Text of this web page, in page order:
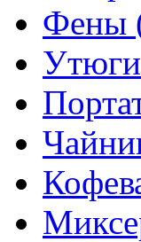
Фены
Утюги